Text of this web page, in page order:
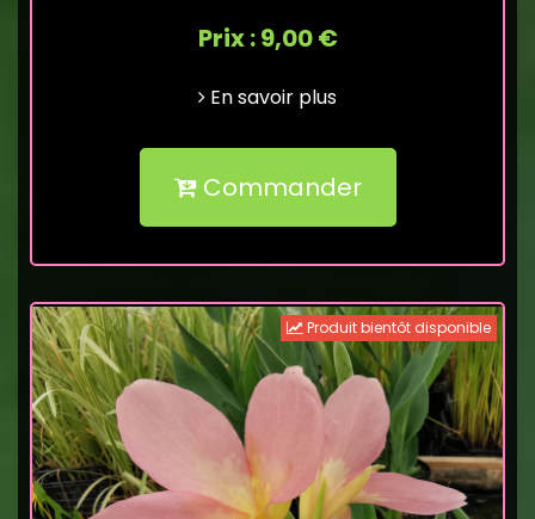
Prix : 9,00 €
En savoir plus
Commander
Produit bientôt disponible